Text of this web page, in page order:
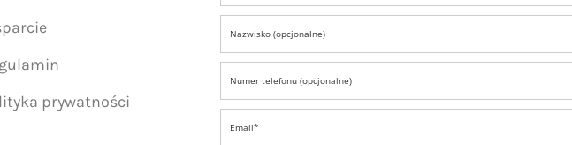
prywatności